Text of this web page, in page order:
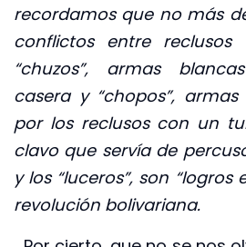
recordamos que no más
conflictos entre reclusos
“chuzos”, armas
casera y “chopos”,
por los reclusos con un
clavo que servía de
y los “luceros”, son “logros
revolución bolivariana.